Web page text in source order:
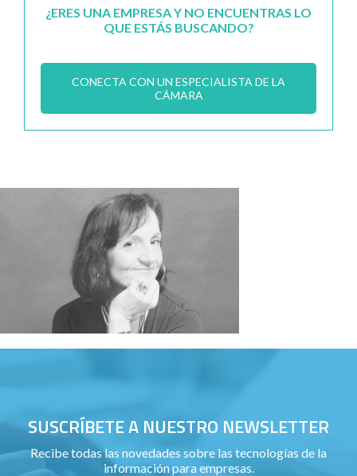
¿ERES UNA EMPRESA Y NO ENCUENTRAS LO
QUE ESTÁS BUSCANDO?
CONECTA CON UN ESPECIALISTA DE LA
CÁMARA
SUSCRÍBETE A NUESTRO NEWSLETTER
Recibe todas las novedades sobre las tecnologías de la
información para empresas.